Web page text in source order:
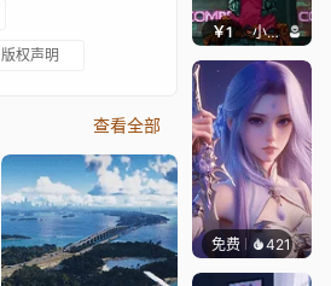
版权声明
查看全部
￥1 小鹿子
免费 421好看